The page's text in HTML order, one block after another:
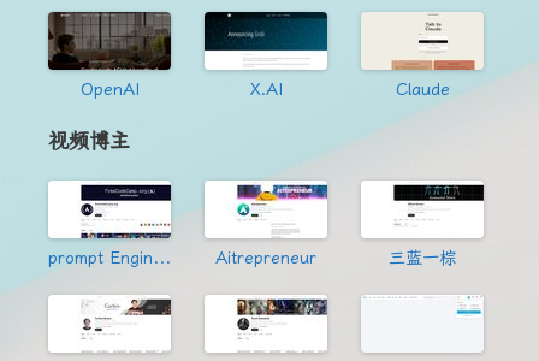
OpenAI X.AI Claude
视频博主
prompt Engineering Aitrepreneur 三蓝一棕